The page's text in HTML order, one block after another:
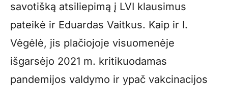
savotišką atsiliepimą į LVI klausimus
pateikė ir Eduardas Vaitkus. Kaip ir I.
Vėgėlė, jis plačiojoje visuomenėje
išgarsėjo 2021 m. kritikuodamas
pandemijos valdymo ir ypač vakcinacijos